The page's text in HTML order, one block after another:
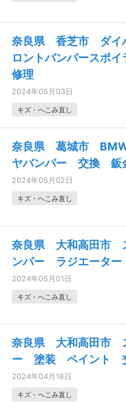
奈良県 香芝市 ダイ
ロントバンパース
修理
2024年05月03日
キズ・へこみ直し
奈良県 葛城市
ヤバンパー 交換 鈑
2024年05月02日
キズ・へこみ直し
奈良県 大和高田市
ンパー ラジエータ
2024年05月01日
キズ・へこみ直し
奈良県 大和高田市
ー 塗装 ペイント
2024年04月18日
キズ・へこみ直し